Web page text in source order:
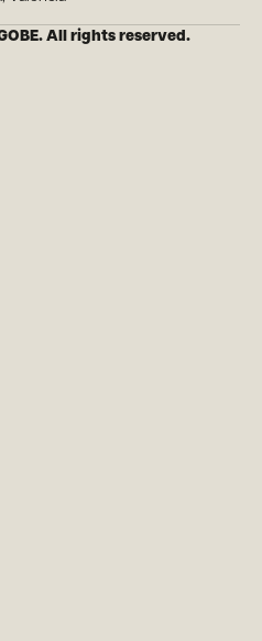
All rights reserved.